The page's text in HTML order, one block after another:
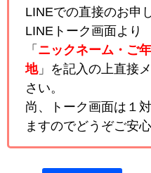
LINEでの直接のお申
LINEトーク画面より
「 ニックネーム・ご
地」を記入の上直接
さい。
尚、トーク画面は１
ますのでどうぞご安